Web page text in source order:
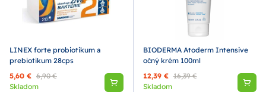
LINEX forte probiotikum a
prebiotikum 28cps
5,60 € 6,90 €
Skladom
BIODERMA Atoderm Intensive
očný krém 100ml
12,39 € 16,39 €
Skladom